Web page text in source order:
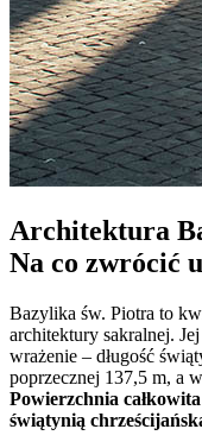
Architektura
Na co zwrócić
Bazylika św. Piotra to
architektury sakralnej.
wrażenie – długość
poprzecznej 137,5 m, a
Powierzchnia
świątynią